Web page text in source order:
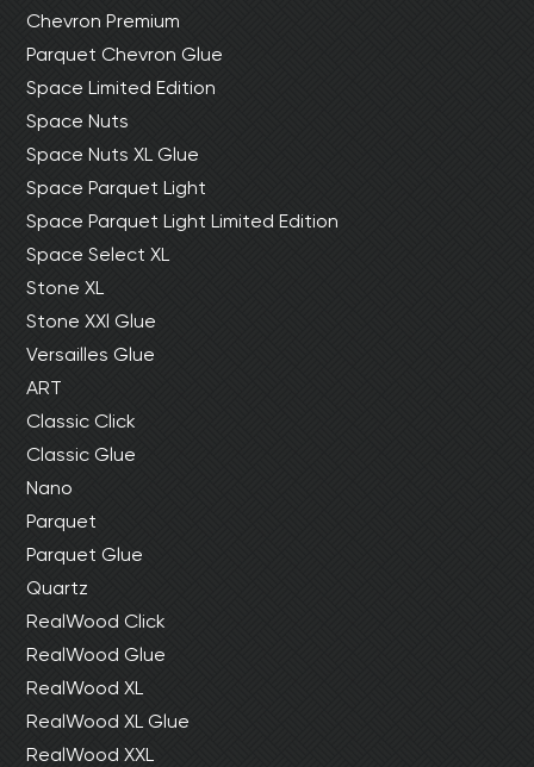
Chevron Premium
Parquet Chevron Glue
Space Limited Edition
Space Nuts
Space Nuts XL Glue
Space Parquet Light
Space Parquet Light Limited Edition
Space Select XL
Stone XL
Stone XXl Glue
Versailles Glue
ART
Classic Click
Classic Glue
Nano
Parquet
Parquet Glue
Quartz
RealWood Click
RealWood Glue
RealWood XL
RealWood XL Glue
RealWood XXL